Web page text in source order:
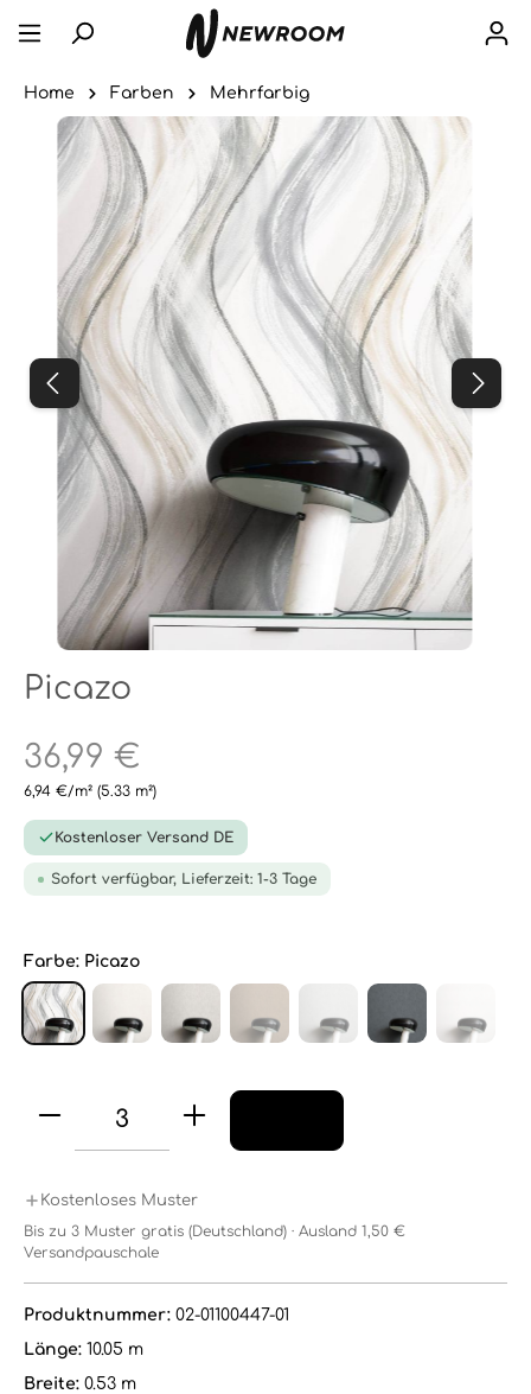
Home Farben Mehrfarbig
Picazo
36,99 €
6,94 €/m² (5.33 m²)
Kostenloser Versand DE
Sofort verfügbar, Lieferzeit: 1-3 Tage
Farbe: Picazo
Kostenloses Muster
Bis zu 3 Muster gratis (Deutschland) · Ausland 1,50 €
Versandpauschale
Produktnummer: 02-01100447-01
Länge: 10.05 m
Breite: 0.53 m